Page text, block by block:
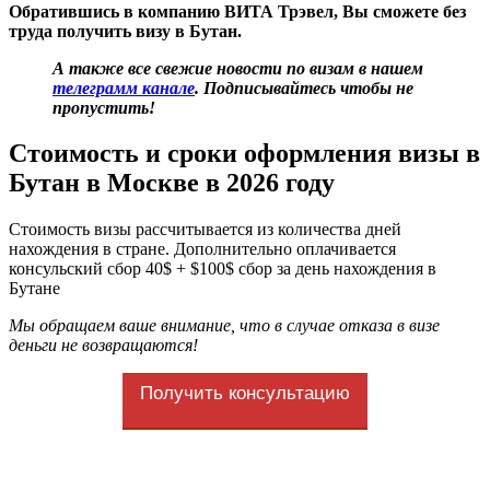
Обратившись в компанию ВИТА Трэвел, Вы сможете без
труда получить визу в Бутан.
А также все свежие новости по визам в нашем
телеграмм канале. Подписывайтесь чтобы не
пропустить!
Стоимость и сроки оформления визы в
Бутан в Москве в 2026 году
Стоимость визы рассчитывается из количества дней
нахождения в стране. Дополнительно оплачивается
консульский сбор 40$ + $100$ сбор за день нахождения в
Бутане
Мы обращаем ваше внимание, что в случае отказа в визе
деньги не возвращаются!
Получить консультацию